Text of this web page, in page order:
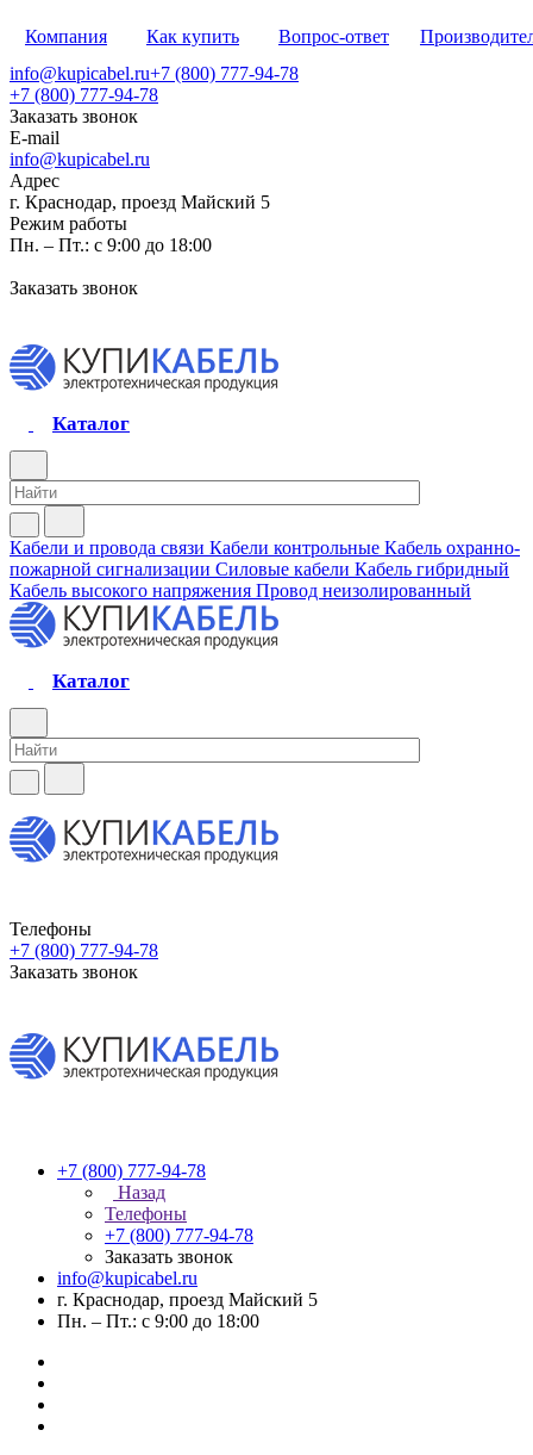
Компания Как купить Вопрос-ответ
info@kupicabel.ru+7 (800) 777-94-78
+7 (800) 777-94-78
Заказать звонок
E-mail
info@kupicabel.ru
Адрес
г. Краснодар, проезд Майский 5
Режим работы
Пн. – Пт.: с 9:00 до 18:00
Заказать звонок
Каталог
Кабели и провода связи Кабели контрольные Кабель охранно-
пожарной сигнализации Силовые кабели Кабель гибридный
Кабель высокого напряжения Провод неизолированный
Каталог
Телефоны
+7 (800) 777-94-78
Заказать звонок
+7 (800) 777-94-78
Назад
Телефоны
+7 (800) 777-94-78
Заказать звонок
info@kupicabel.ru
г. Краснодар, проезд Майский 5
Пн. – Пт.: с 9:00 до 18:00